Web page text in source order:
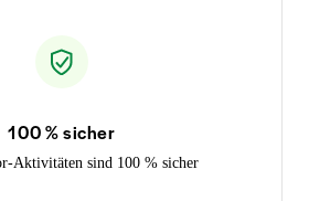
100 % sicher
Aktivitäten sind 100 % sicher